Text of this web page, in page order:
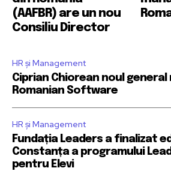
(AAFBR) are un nou
Consiliu Director
HR și Management
Ciprian Chiorean noul general
Romanian Software
HR și Management
Fundația Leaders a finalizat
Constanța a programului
pentru Elevi